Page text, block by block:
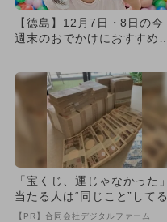
【徳島】12月7日・8日の今
週末のおでかけにおすすめ！
「宝くじ、運じゃなかった」
当たる人は“同じこと”してる
【PR】合同会社デジタルファーム